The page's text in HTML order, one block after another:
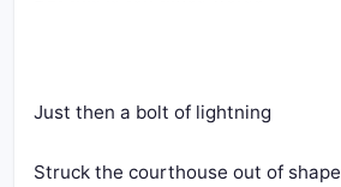
Just then a bolt of lightning
Struck the courthouse out of shape